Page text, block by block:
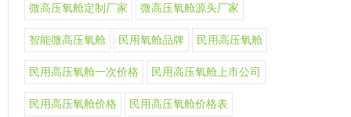
微高压氧舱定制厂家 微高压氧舱源头厂家
智能微高压氧舱 民用氧舱品牌 民用高压氧舱
民用高压氧舱一次价格 民用高压氧舱上市公司
民用高压氧舱价格 民用高压氧舱价格表